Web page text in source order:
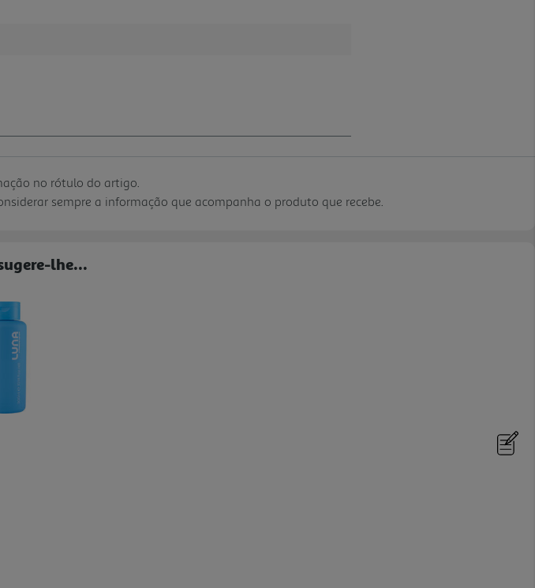
no rótulo do artigo.
sempre a informação que acompanha o produto que recebe.
lhe...